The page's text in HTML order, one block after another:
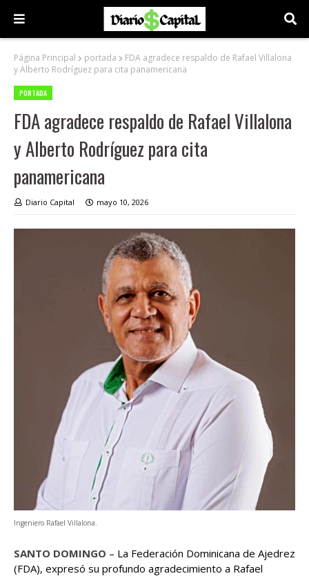
Página Principal portada
FDA agradece respaldo de Rafael Villalona
y Alberto Rodríguez para cita panamericana
PORTADA
FDA agradece respaldo de Rafael Villalona
y Alberto Rodríguez para cita
panamericana
Diario Capital mayo 10, 2026
Ingeniero Rafael Villalona.
SANTO DOMINGO – La Federación Dominicana de Ajedrez
(FDA), expresó su profundo agradecimiento a Rafael